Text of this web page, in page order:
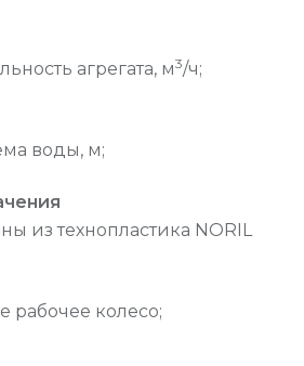
агрегата, м3/ч;
воды, м;
из технопластика NORIL
колесо;